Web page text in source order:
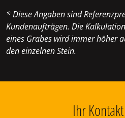
* Diese Angaben sind
Kundenaufträgen. Die
eines Grabes wird immer höher
den einzelnen Stein.
Ihr